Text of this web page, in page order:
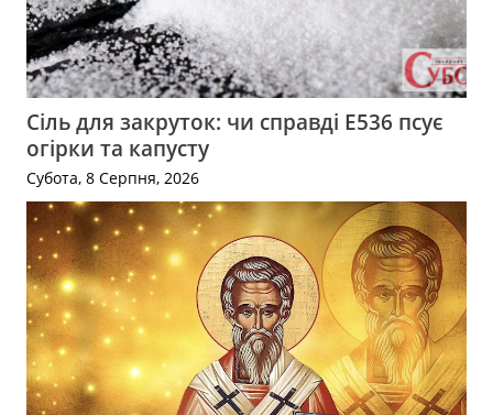
Сіль для закруток: чи справді Е536 псує
огірки та капусту
Субота, 8 Серпня, 2026